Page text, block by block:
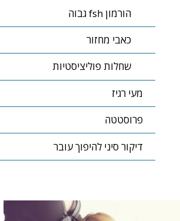
הורמון fsh גבוה
כאבי מחזור
שחלות פוליציסטיות
מעי רגיז
פרוסטטה
דיקור סיני להיפוך עובר